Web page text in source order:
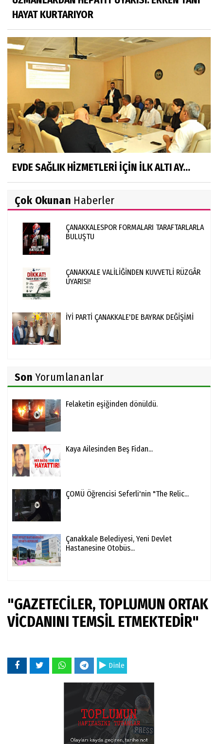
HAYAT KURTARIYOR
EVDE SAĞLIK HİZMETLERİ İÇİN İLK ALTI AY...
Çok Okunan Haberler
ÇANAKKALESPOR FORMALARI TARAFTARLARLA
BULUŞTU
ÇANAKKALE VALİLİĞİNDEN KUVVETLİ RÜZGÂR
UYARISI!
İYİ PARTİ ÇANAKKALE'DE BAYRAK DEĞİŞİMİ
Son Yorumlananlar
Felaketin eşiğinden dönüldü.
Kaya Ailesinden Beş Fidan...
ÇOMÜ Öğrencisi Seferli'nin "The Relic...
Çanakkale Belediyesi, Yeni Devlet
Hastanesine Otobüs...
"GAZETECİLER, TOPLUMUN ORTAK
VİCDANINI TEMSİL ETMEKTEDİR"
Dinle